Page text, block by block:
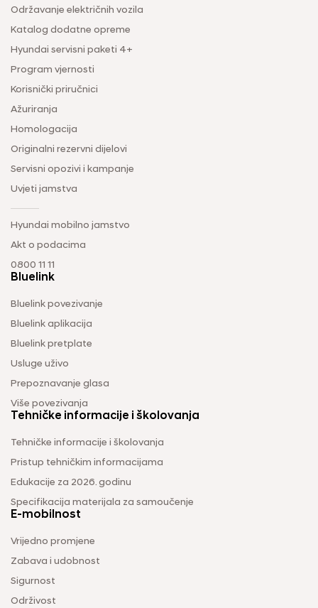
Održavanje električnih vozila
Katalog dodatne opreme
Hyundai servisni paketi 4+
Program vjernosti
Korisnički priručnici
Ažuriranja
Homologacija
Originalni rezervni dijelovi
Servisni opozivi i kampanje
Uvjeti jamstva
Hyundai mobilno jamstvo
Akt o podacima
0800 11 11
Bluelink
Bluelink povezivanje
Bluelink aplikacija
Bluelink pretplate
Usluge uživo
Prepoznavanje glasa
Više povezivanja
Tehničke informacije i školovanja
Tehničke informacije i školovanja
Pristup tehničkim informacijama
Edukacije za 2026. godinu
Specifikacija materijala za samoučenje
E-mobilnost
Vrijedno promjene
Zabava i udobnost
Sigurnost
Održivost